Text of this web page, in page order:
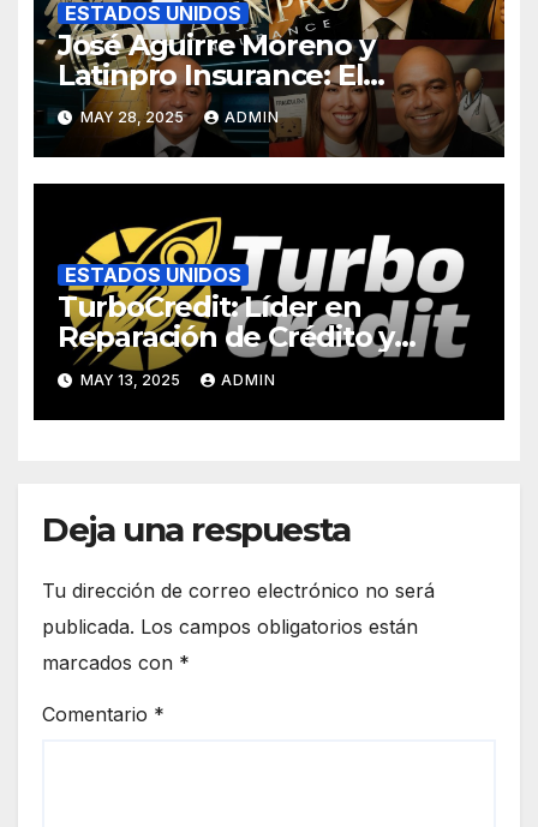
ESTADOS UNIDOS
José Aguirre Moreno y
Latinpro Insurance: El
contraste entre un «éxito
latino» en EEUU y denuncias
de supuesto fraude al
Obamacare
MAY 28, 2025 ADMIN
ESTADOS UNIDOS
TurboCredit: Líder en
Reparación de Crédito y
Apoyo a la Comunidad
Financiera
MAY 13, 2025 ADMIN
Deja una respuesta
Tu dirección de correo electrónico no será
publicada. Los campos obligatorios están
marcados con *
Comentario *